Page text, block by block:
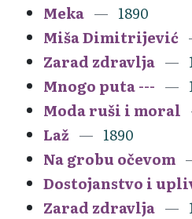
Meka
1890
Miša Dimitrijević
Zarad zdravlja
Mnogo puta ---
Moda ruši i moral
Laž
1890
Na grobu očevom
Dostojanstvo i
Zarad zdravlja